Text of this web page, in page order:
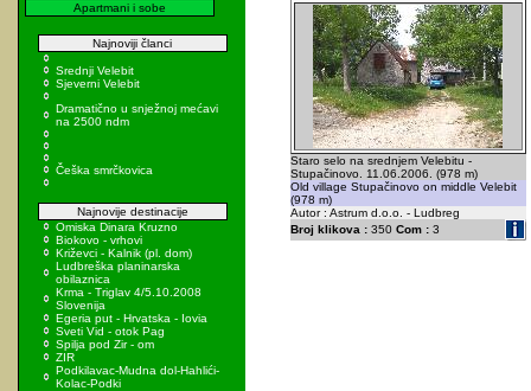
Apartmani i sobe
Najnoviji članci
Srednji Velebit
Sjeverni Velebit
Dramatično u snježnoj mećavi
na 2500 ndm
Češka smrčkovica
Najnovije destinacije
Omiska Dinara Kruzno
Biokovo - vrhovi
Križevci - Kalnik (pl. dom)
Ludbreška planinarska
obilaznica
Krma - Triglav 4/5.10.2008
Slovenija
Egeria put - Hrvatska - Iovia
Sveti Vid - otok Pag
Spilja pod Zir - om
ZIR
Podkilavac-Mudna dol-Hahlići-
Kolac-Podki
Staro selo na srednjem Velebitu -
Stupačinovo. 11.06.2006. (978 m)
Old village Stupačinovo on middle Velebit
(978 m)
Autor : Astrum d.o.o. - Ludbreg
Broj klikova :350 Com :3